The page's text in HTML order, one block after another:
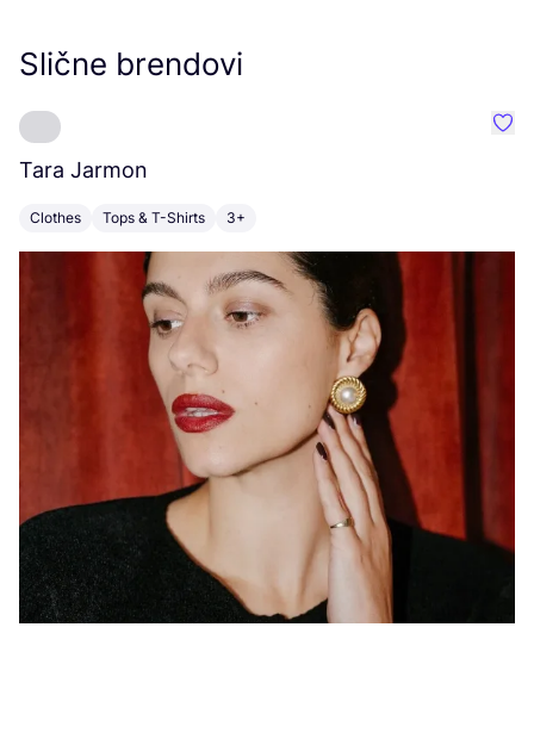
Slične brendovi
Tara Jarmon
Clothes Tops & T-Shirts 3+